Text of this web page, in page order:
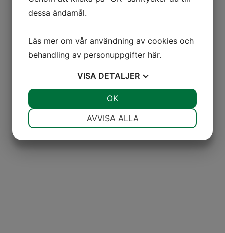
dessa ändamål.
Läs mer om vår användning av cookies och
behandling av personuppgifter här.
VISA DETALJER
AVVISA ALLA
OK